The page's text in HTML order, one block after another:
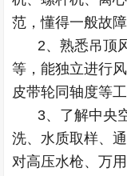
范，懂得一般故
2、熟悉吊顶
等，能独立进行
皮带轮同轴度等工
3、了解中央
洗、水质取样、
对高压水枪、万